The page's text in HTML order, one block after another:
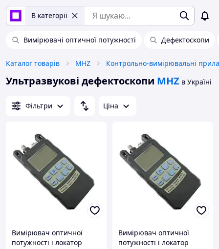
В категорії
Вимірювачі оптичної потужності Дефектоскопи
Каталог товарів MHZ Контрольно-вимірювальні
Ультразвукові дефектоскопи MHZ в Україні
Фільтри Ціна
Вимірювач оптичної
потужності і локатор
Вимірювач оптичної
потужності і локатор